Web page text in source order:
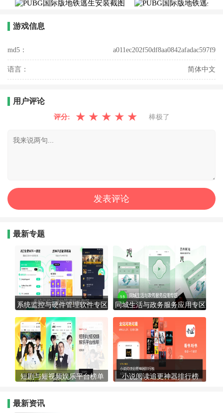
游戏信息
md5： a011ec202f50df8aa0842afadac597f9
语言： 简体中文
用户评论
评分: ★ ★ ★ ★ ★ 棒极了
最新专题
系统监控与硬件管理软件专区 同城生活与政务服务应用专区
短剧与短视频娱乐平台榜单 小说阅读追更神器排行榜
最新资讯